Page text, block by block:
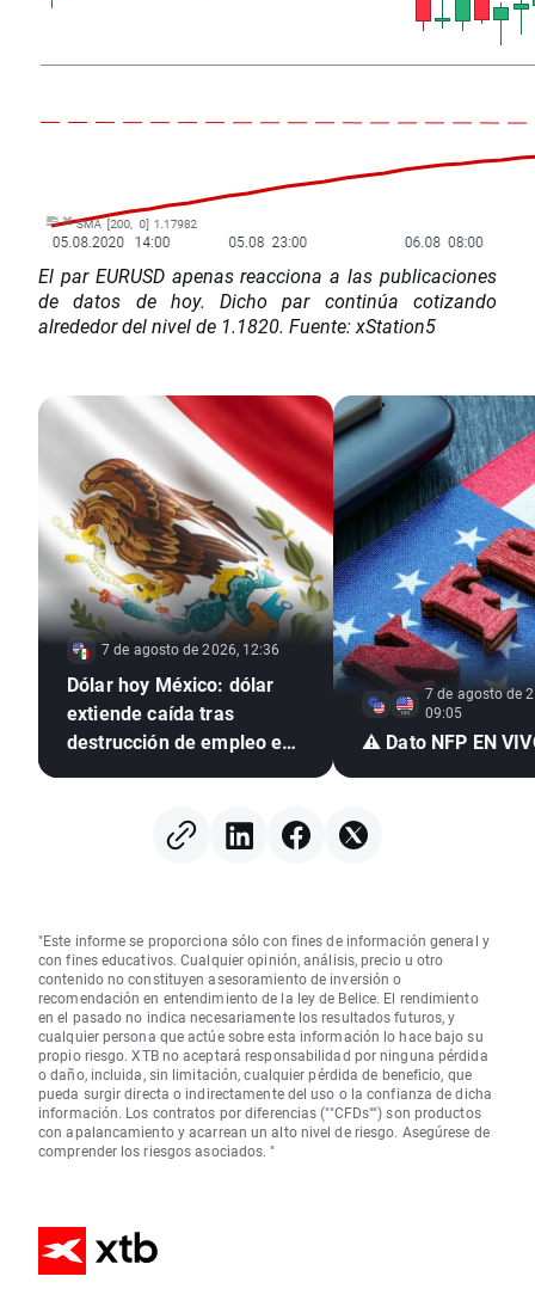
El par EURUSD apenas reacciona a las publicaciones
de datos de hoy. Dicho par continúa cotizando
alrededor del nivel de 1.1820. Fuente: xStation5
7 de agosto de 2026, 12:36
Dólar hoy México: dólar
extiende caída tras
destrucción de empleo en
7 de agosto de
09:05
⚠️ Dato NFP EN
"Este informe se proporciona sólo con fines de información general y
con fines educativos. Cualquier opinión, análisis, precio u otro
contenido no constituyen asesoramiento de inversión o
recomendación en entendimiento de la ley de Belice. El rendimiento
en el pasado no indica necesariamente los resultados futuros, y
cualquier persona que actúe sobre esta información lo hace bajo su
propio riesgo. XTB no aceptará responsabilidad por ninguna pérdida
o daño, incluida, sin limitación, cualquier pérdida de beneficio, que
pueda surgir directa o indirectamente del uso o la confianza de dicha
información. Los contratos por diferencias (""CFDs"") son productos
con apalancamiento y acarrean un alto nivel de riesgo. Asegúrese de
comprender los riesgos asociados. "